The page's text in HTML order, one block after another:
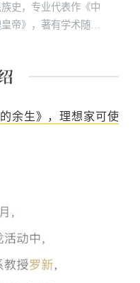
史，专业代表作《中
帝》，著有学术随笔
余生》，理想家可使